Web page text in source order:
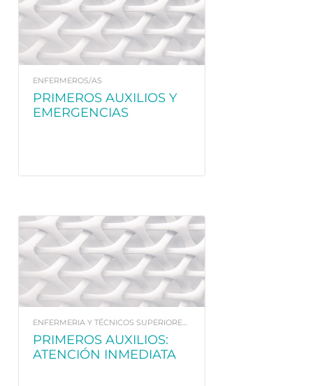
ENFERMEROS/AS
PRIMEROS AUXILIOS Y
EMERGENCIAS
ENFERMERIA Y TÉCNICOS SUPERIORES EN IMAGEN PARA EL DIAGNÓSTICO.
PRIMEROS AUXILIOS:
ATENCIÓN INMEDIATA